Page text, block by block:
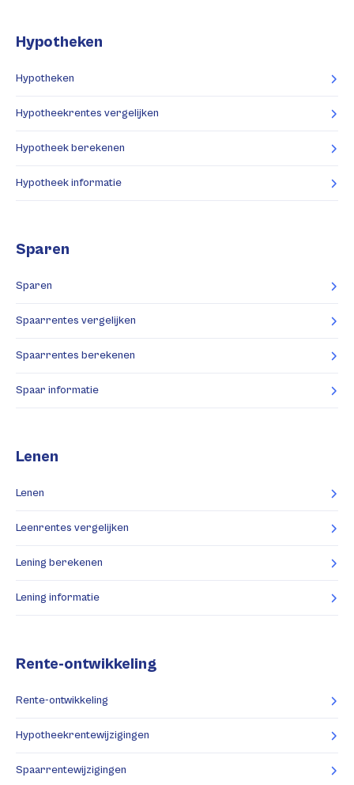
Hypotheken
Hypotheken
Hypotheekrentes vergelijken
Hypotheek berekenen
Hypotheek informatie
Sparen
Sparen
Spaarrentes vergelijken
Spaarrentes berekenen
Spaar informatie
Lenen
Lenen
Leenrentes vergelijken
Lening berekenen
Lening informatie
Rente-ontwikkeling
Rente-ontwikkeling
Hypotheekrentewijzigingen
Spaarrentewijzigingen